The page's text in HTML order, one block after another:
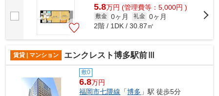
5.8万円 (管理費等：5,000円 )
敷金 0ヶ月 礼金 0ヶ月
2階 / 1DK / 30.87㎡
賃貸 | マンション エンクレスト博多駅前Ⅲ
敷0
6.8万円
福岡市七隈線 「博多 」駅 徒歩5分